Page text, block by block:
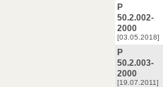
Р
50.2.002-
2000
[03.05.2018]
Р
50.2.003-
2000
[19.07.2011]